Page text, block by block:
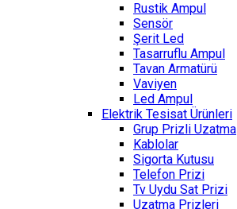
Rustik Ampul
Sensör
Şerit Led
Tasarruflu Ampul
Tavan Armatürü
Vaviyen
Led Ampul
Elektrik Tesisat Ürünleri
Grup Prizli Uzatma
Kablolar
Sigorta Kutusu
Telefon Prizi
Tv Uydu Sat Prizi
Uzatma Prizleri